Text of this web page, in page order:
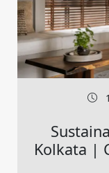
Kolkata |